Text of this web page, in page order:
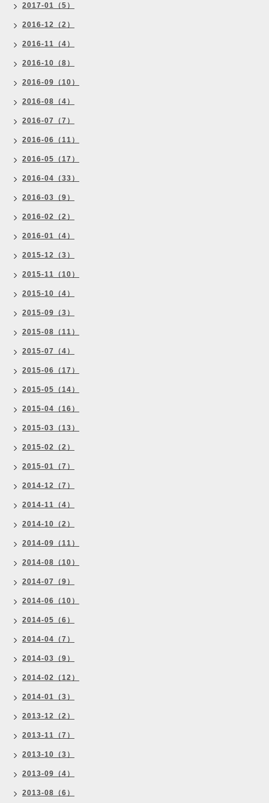
2017-01（5）
2016-12（2）
2016-11（4）
2016-10（8）
2016-09（10）
2016-08（4）
2016-07（7）
2016-06（11）
2016-05（17）
2016-04（33）
2016-03（9）
2016-02（2）
2016-01（4）
2015-12（3）
2015-11（10）
2015-10（4）
2015-09（3）
2015-08（11）
2015-07（4）
2015-06（17）
2015-05（14）
2015-04（16）
2015-03（13）
2015-02（2）
2015-01（7）
2014-12（7）
2014-11（4）
2014-10（2）
2014-09（11）
2014-08（10）
2014-07（9）
2014-06（10）
2014-05（6）
2014-04（7）
2014-03（9）
2014-02（12）
2014-01（3）
2013-12（2）
2013-11（7）
2013-10（3）
2013-09（4）
2013-08（6）